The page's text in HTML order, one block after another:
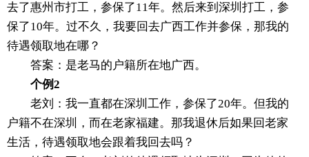
去了惠州市打工，参保了11年。然后来到深圳打工，参
保了10年。过不久，我要回去广西工作并参保，那我的
待遇领取地在哪？
答案：是老马的户籍所在地广西。
个例2
老刘：我一直都在深圳工作，参保了20年。但我的
户籍不在深圳，而在老家福建。那我退休后如果回老家
生活，待遇领取地会跟着我回去吗？